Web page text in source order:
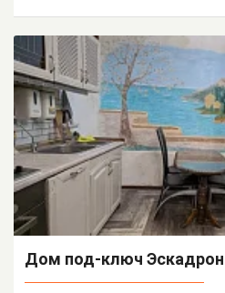
Дом под-ключ